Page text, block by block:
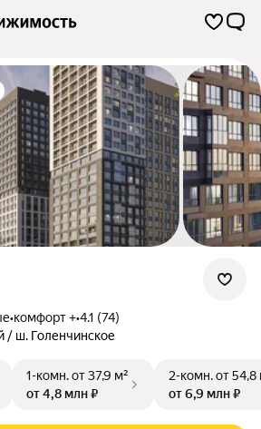
•комфорт +•4.1 (74)
/ ш. Голенчинское
1-комн.от 37,9 м²
от 4,8 млн ₽
2-комн.от 54,8
от 6,9 млн ₽